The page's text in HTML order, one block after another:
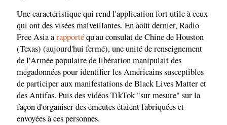
Une caractéristique qui rend l'application fort utile à ceux
qui ont des visées malveillantes. En août dernier, Radio
Free Asia arapportéqu'au consulat de Chine de Houston
(Texas) (aujourd'hui fermé), une unité de renseignement
de l'Armée populaire de libération manipulait des
mégadonnées pour identifier les Américains susceptibles
de participer aux manifestations de Black Lives Matter et
des Antifas. Puis des vidéos TikTok "sur mesure" sur la
façon d'organiser des émeutes étaient fabriquées et
envoyées à ces personnes.